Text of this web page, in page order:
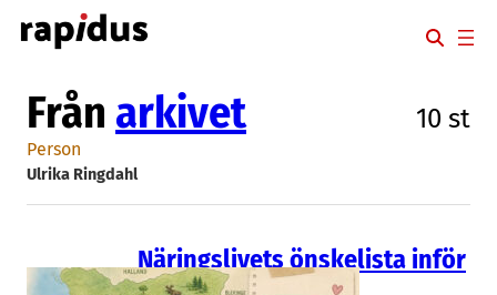
Hoppa
till
Från arkivet 10 st
Person
Ulrika Ringdahl
Näringslivets önskelista inför
valet